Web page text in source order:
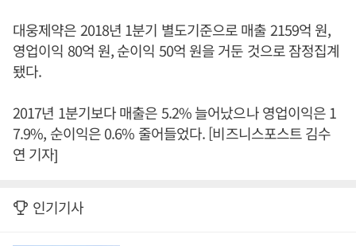
대웅제약은 2018년 1분기 별도기준으로 매출 2159억 원,
영업이익 80억 원, 순이익 50억 원을 거둔 것으로 잠정집계
됐다.
2017년 1분기보다 매출은 5.2% 늘어났으나 영업이익은 1
7.9%, 순이익은 0.6% 줄어들었다. [비즈니스포스트 김수
연 기자]
인기기사